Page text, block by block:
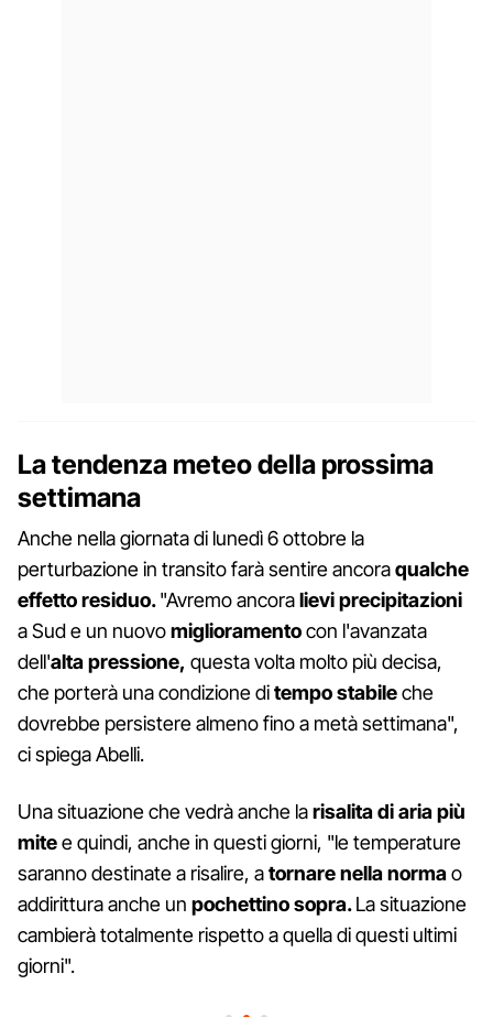
La tendenza meteo della prossima
settimana
Anche nella giornata di lunedì 6 ottobre la
perturbazione in transito farà sentire ancoraqualche
effetto residuo."Avremo ancoralieviprecipitazioni
a Sud e un nuovomiglioramentocon l'avanzata
dell'alta pressione, questa volta molto più decisa,
che porterà una condizione ditempo stabileche
dovrebbe persistere almeno fino a metà settimana",
ci spiega Abelli.
Una situazione che vedrà anche larisalita di aria più
mitee quindi, anche in questi giorni, "le temperature
saranno destinate a risalire, atornare nella normao
addirittura anche un pochettinosopra.La situazione
cambierà totalmente rispetto a quella di questi ultimi
giorni".